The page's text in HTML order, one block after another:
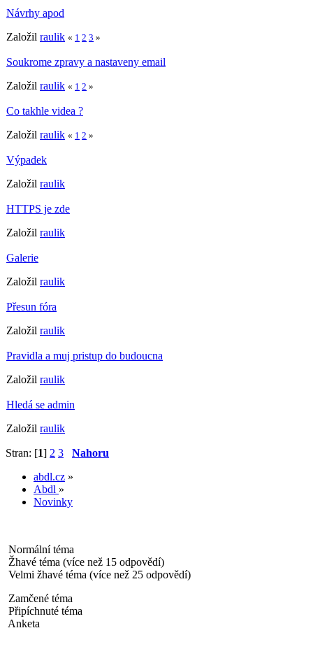
Návrhy apod
Založil raulik « 1 2 3 »
Soukrome zpravy a nastaveny email
Založil raulik « 1 2 »
Co takhle videa ?
Založil raulik « 1 2 »
Výpadek
Založil raulik
HTTPS je zde
Založil raulik
Galerie
Založil raulik
Přesun fóra
Založil raulik
Pravidla a muj pristup do budoucna
Založil raulik
Hledá se admin
Založil raulik
Stran: [1] 2 3
Nahoru
abdl.cz »
Abdl »
Novinky
Normální téma
Žhavé téma (více než 15 odpovědí)
Velmi žhavé téma (více než 25 odpovědí)
Zamčené téma
Připíchnuté téma
Anketa